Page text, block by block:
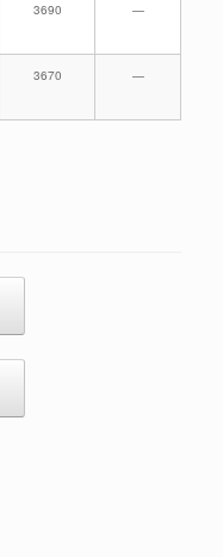
3690 —
3670 —